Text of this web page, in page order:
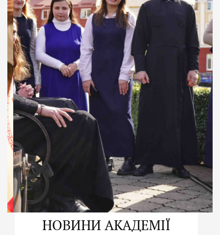
ДУХОВНО СИЛЬНІ!
ВПБА — спільнота, де
формується
покликання
Читати більше
НОВИНИ АКАДЕМІЇ